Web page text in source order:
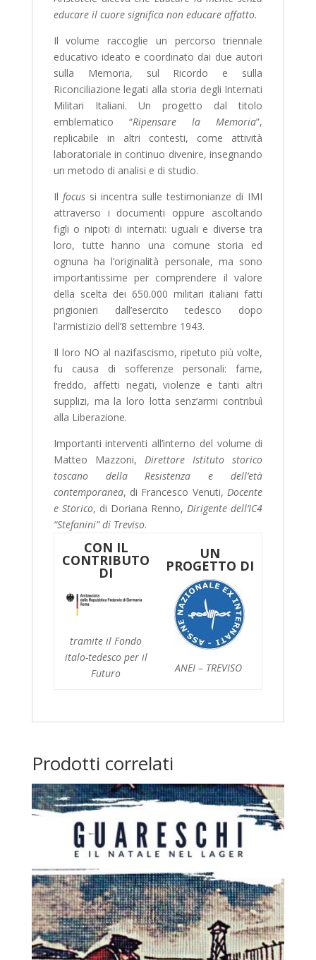
educare il cuore significa non educare affatto.
Il volume raccoglie un percorso triennale
educativo ideato e coordinato dai due autori
sulla Memoria, sul Ricordo e sulla
Riconciliazione legati alla storia degli Internati
Militari Italiani. Un progetto dal titolo
emblematico “Ripensare la Memoria”,
replicabile in altri contesti, come attività
laboratoriale in continuo divenire, insegnando
un metodo di analisi e di studio.
Il focussi incentra sulle testimonianze di IMI
attraverso i documenti oppure ascoltando
figli o nipoti di internati: uguali e diverse tra
loro, tutte hanno una comune storia ed
ognuna ha l’originalità personale, ma sono
importantissime per comprendere il valore
della scelta dei 650.000 militari italiani fatti
prigionieri dall’esercito tedesco dopo
l’armistizio dell’8 settembre 1943.
Il loro NO al nazifascismo, ripetuto più volte,
fu causa di sofferenze personali: fame,
freddo, affetti negati, violenze e tanti altri
supplizi, ma la loro lotta senz’armi contribuì
alla Liberazione.
Importanti interventi all’interno del volume di
Matteo Mazzoni, Direttore Istituto storico
toscano della Resistenza e dell’età
contemporanea, di Francesco Venuti, Docente
e Storico, di Doriana Renno, Dirigente dell’IC4
“Stefanini” di Treviso.
CON IL
CONTRIBUTO
DI
tramite il Fondo
italo-tedesco per il
Futuro
UN
PROGETTO DI
ANEI – TREVISO
Prodotti correlati